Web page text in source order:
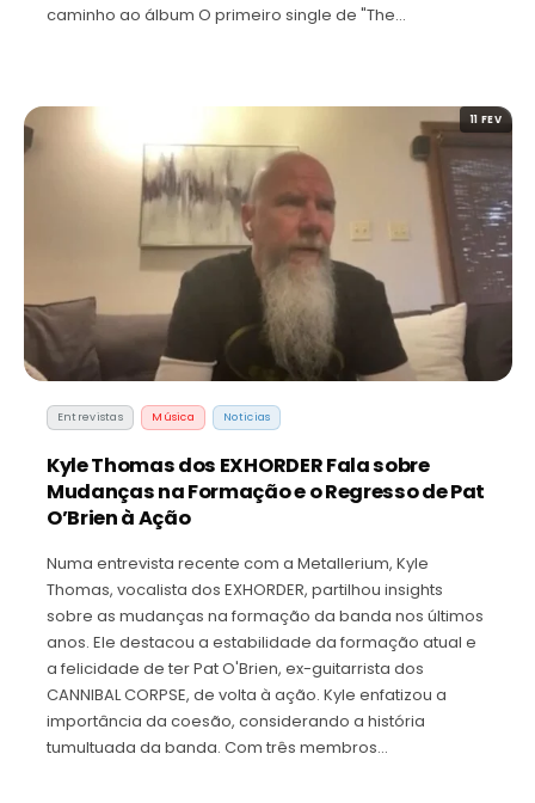
caminho ao álbum O primeiro single de "The…
11 FEV
Entrevistas Música Noticias
Kyle Thomas dos EXHORDER Fala sobre
Mudanças na Formação e o Regresso de Pat
O’Brien à Ação
Numa entrevista recente com a Metallerium, Kyle
Thomas, vocalista dos EXHORDER, partilhou insights
sobre as mudanças na formação da banda nos últimos
anos. Ele destacou a estabilidade da formação atual e
a felicidade de ter Pat O'Brien, ex-guitarrista dos
CANNIBAL CORPSE, de volta à ação. Kyle enfatizou a
importância da coesão, considerando a história
tumultuada da banda. Com três membros…